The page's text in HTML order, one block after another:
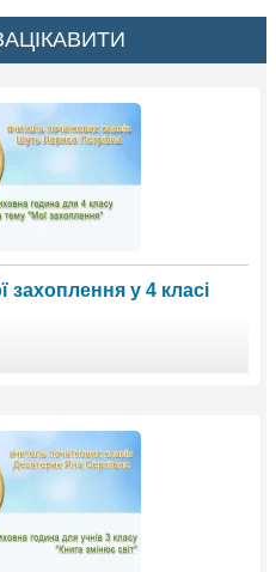
захоплення у 4 класі